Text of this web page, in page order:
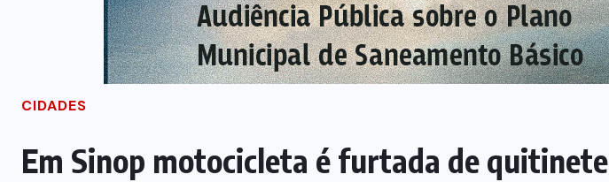
CIDADES
Em Sinop motocicleta é furtada de quitinete